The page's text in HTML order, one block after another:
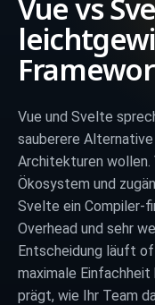
Vue vs
Vue und Svelte
sauberere
Architekturen wollen.
Ökosystem und
Svelte ein Compiler-
Overhead und sehr
Entscheidung läuft
maximale Einfachheit
prägt, wie Ihr Team